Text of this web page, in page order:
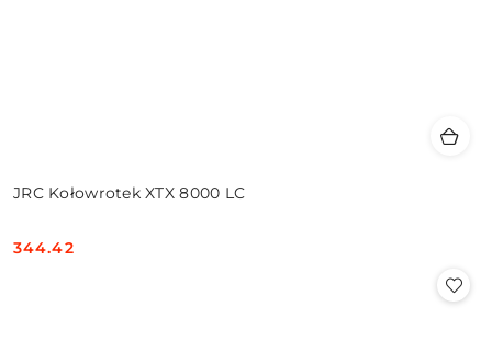
JRC Kołowrotek XTX 8000 LC
Cena:
344.42